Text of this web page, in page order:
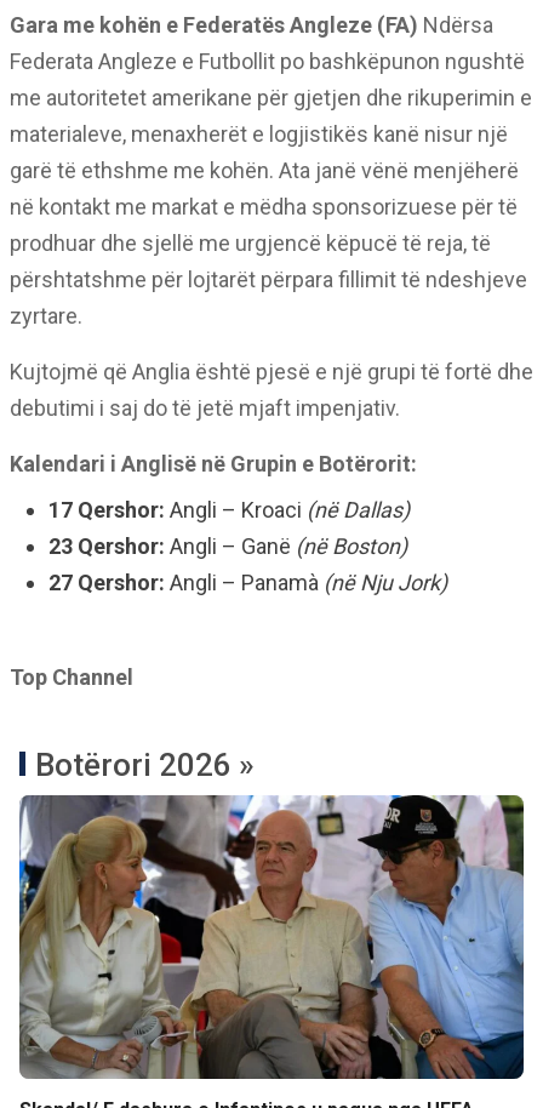
Gara me kohën e Federatës Angleze (FA) Ndërsa
Federata Angleze e Futbollit po bashkëpunon ngushtë
me autoritetet amerikane për gjetjen dhe rikuperimin e
materialeve, menaxherët e logjistikës kanë nisur një
garë të ethshme me kohën. Ata janë vënë menjëherë
në kontakt me markat e mëdha sponsorizuese për të
prodhuar dhe sjellë me urgjencë këpucë të reja, të
përshtatshme për lojtarët përpara fillimit të ndeshjeve
zyrtare.
Kujtojmë që Anglia është pjesë e një grupi të fortë dhe
debutimi i saj do të jetë mjaft impenjativ.
Kalendari i Anglisë në Grupin e Botërorit:
17 Qershor: Angli – Kroaci (në Dallas)
23 Qershor: Angli – Ganë (në Boston)
27 Qershor: Angli – Panamà (në Nju Jork)
Top Channel
Botërori 2026 »